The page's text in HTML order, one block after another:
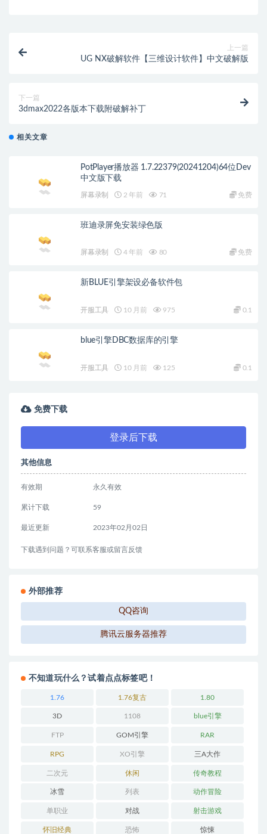
上一篇
UG NX破解软件【三维设计软件】中文破解版
下一篇
3dmax2022各版本下载附破解补丁
相关文章
PotPlayer播放器 1.7.22379(20241204)64位Dev
中文版下载
屏幕录制 2 年前 71 免费
班迪录屏免安装绿色版
屏幕录制 4 年前 80 免费
新BLUE引擎架设必备软件包
开服工具 10 月前 975 0.1
blue引擎DBC数据库的引擎
开服工具 10 月前 125 0.1
免费下载
登录后下载
其他信息
有效期 永久有效
累计下载 59
最近更新 2023年02月02日
下载遇到问题？可联系客服或留言反馈
外部推荐
QQ咨询
腾讯云服务器推荐
不知道玩什么？试着点点标签吧！
1.76 1.76复古 1.80
3D 1108 blue引擎
FTP GOM引擎 RAR
RPG XO引擎 三A大作
二次元 休闲 传奇教程
冰雪 列表 动作冒险
单职业 对战 射击游戏
怀旧经典 恐怖 惊悚